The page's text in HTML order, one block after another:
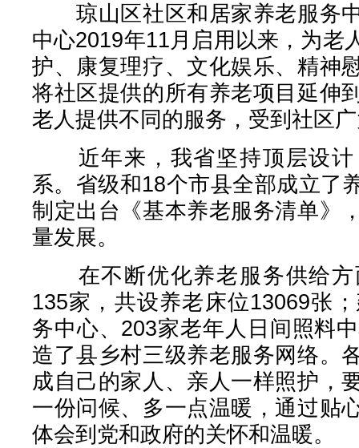
琼山区社区和居家养老服务
中心2019年11月启用以来，为老
护、康复理疗、文化娱乐、精神
将社区提供的所有养老项目延伸
老人提供不同的服务，受到社区
近年来，我省坚持顶层设计
系。省级和18个市县全部成立了
制定出台《基本养老服务清单》
量发展。
在不断优化养老服务供给方
135家，共设养老床位13069张
务中心、203家老年人日间照料
造了县乡村三级养老服务网络。
成自己的家人、亲人一样照护，
一份问候、多一点温暖，通过贴
体会到党和政府的关怀和温暖。